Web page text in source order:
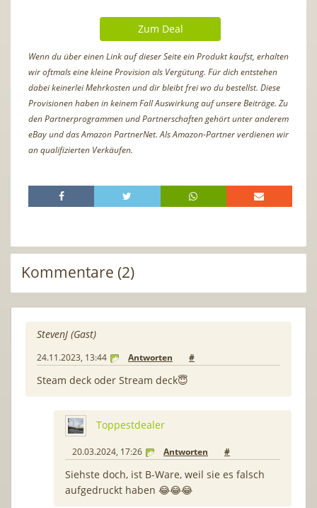
Zum Deal
Wenn du über einen Link auf dieser Seite ein Produkt kaufst, erhalten
wir oftmals eine kleine Provision als Vergütung. Für dich entstehen
dabei keinerlei Mehrkosten und dir bleibt frei wo du bestellst. Diese
Provisionen haben in keinem Fall Auswirkung auf unsere Beiträge. Zu
den Partnerprogrammen und Partnerschaften gehört unter anderem
eBay und das Amazon PartnerNet. Als Amazon-Partner verdienen wir
an qualifizierten Verkäufen.
Kommentare (2)
StevenJ (Gast)
24.11.2023, 13:44 Antworten #
Steam deck oder Stream deck😇
Toppestdealer
20.03.2024, 17:26 Antworten #
Siehste doch, ist B-Ware, weil sie es falsch
aufgedruckt haben 😂😂😂